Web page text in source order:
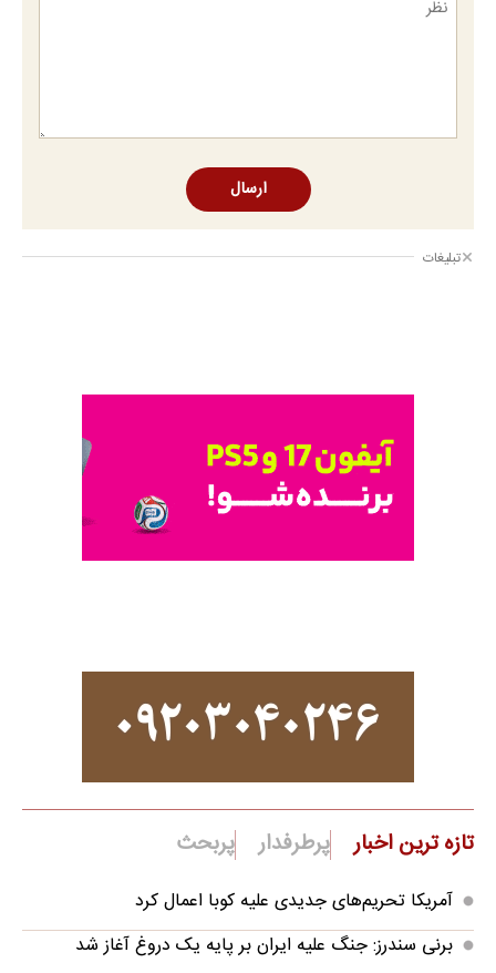
ارسال
تبلیغات
تازه ترین اخبار پرطرفدار پربحث
آمریکا تحریم‌های جدیدی علیه کوبا اعمال کرد
برنی سندرز: جنگ علیه ایران بر پایه یک دروغ آغاز شد